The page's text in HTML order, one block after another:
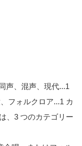
声、混声、現代...1
フォルクロア...1 カ
、3 つのカテゴリー